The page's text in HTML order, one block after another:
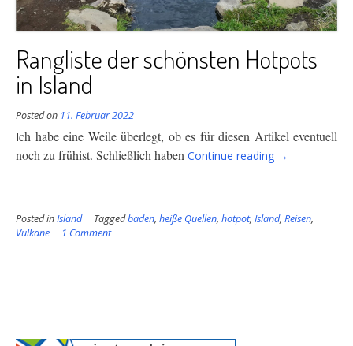
Rangliste der schönsten Hotpots
in Island
Posted on 11. Februar 2022
Ich habe eine Weile überlegt, ob es für diesen Artikel eventuell
noch zu frühist. Schließlich haben Continue reading
“Rangliste
in
→
Posted inIsland Taggedbaden, heiße Quellen, hotpot, Island, Reisen,
Vulkane
1 Comment